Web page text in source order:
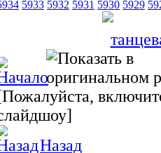
5933 5932 5931 5930 5929
Назад